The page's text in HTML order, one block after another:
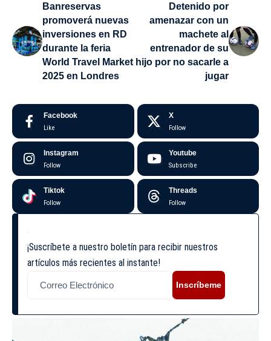
Banreservas
promoverá nuevas
inversiones en RD
durante la feria
World Travel Market
2025 en Londres
Detenido por
amenazar con un
machete al
entrenador de su
hijo por no sacarle a
jugar
Facebook
Like
X
Follow
Instagram
Follow
Youtube
Subscribe
Tiktok
Follow
Threads
Follow
¡Suscríbete a nuestro boletín para recibir nuestros
artículos más recientes al instante!
Inscríbeme